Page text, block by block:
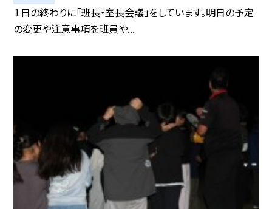
１日の終わりに「班長・室長会議」をしています。明日の予定
の変更や注意事項を班員や...